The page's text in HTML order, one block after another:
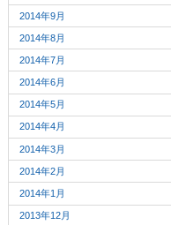
2014年9月
2014年8月
2014年7月
2014年6月
2014年5月
2014年4月
2014年3月
2014年2月
2014年1月
2013年12月